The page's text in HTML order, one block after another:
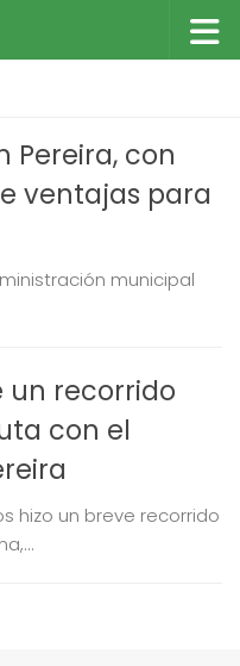
Pereira, con
ventajas para
municipal
un recorrido
con el
hizo un breve recorrido